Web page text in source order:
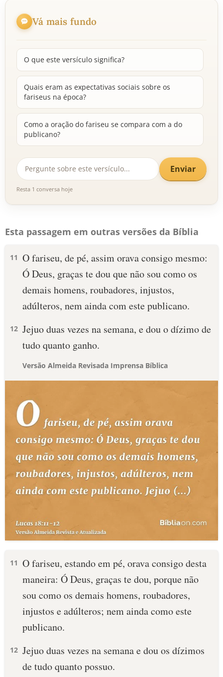
Vá mais fundo
O que este versículo significa?
Quais eram as expectativas sociais sobre os
fariseus na época?
Como a oração do fariseu se compara com a do
publicano?
Enviar
Resta 1 conversa hoje
Esta passagem em outras versões da Bíblia
11 O fariseu, de pé, assim orava consigo mesmo:
Ó Deus, graças te dou que não sou como os
demais homens, roubadores, injustos,
adúlteros, nem ainda com este publicano.
12 Jejuo duas vezes na semana, e dou o dízimo de
tudo quanto ganho.
Versão Almeida Revisada Imprensa Bíblica
11 O fariseu, estando em pé, orava consigo desta
maneira: Ó Deus, graças te dou, porque não
sou como os demais homens, roubadores,
injustos e adúlteros; nem ainda como este
publicano.
12 Jejuo duas vezes na semana e dou os dízimos
de tudo quanto possuo.